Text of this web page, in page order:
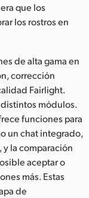
que los
los rostros en
de alta gama en
corrección
Fairlight.
distintos módulos.
funciones para
un chat integrado,
la comparación
aceptar o
más. Estas
de